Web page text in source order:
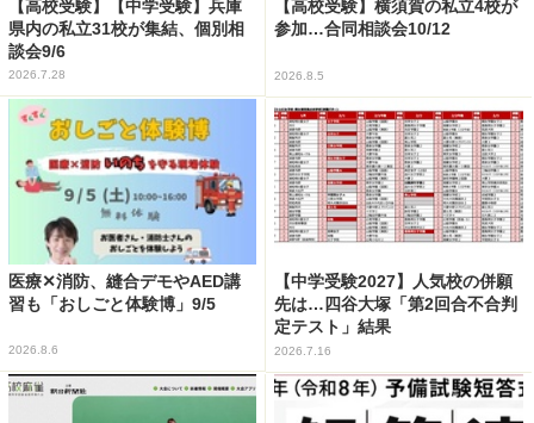
【高校受験】【中学受験】兵庫
県内の私立31校が集結、個別相
談会9/6
2026.7.28
【高校受験】横須賀の私立4校が
参加…合同相談会10/12
2026.8.5
医療✕消防、縫合デモやAED講
習も「おしごと体験博」9/5
2026.8.6
【中学受験2027】人気校の併願
先は…四谷大塚「第2回合不合判
定テスト」結果
2026.7.16